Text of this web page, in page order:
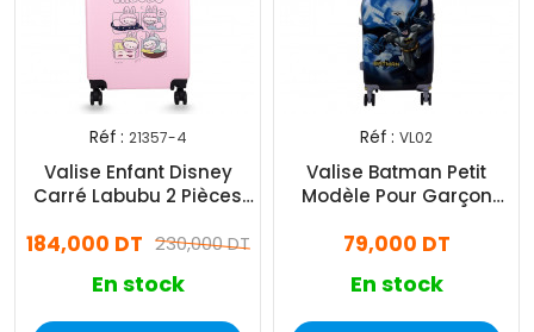
Réf : 21357-4
Valise Enfant Disney
Carré Labubu 2 Pièces
230,000 DT
184,000 DT
En stock
Réf : VL02
Valise Batman Petit
Modèle Pour Garçon
79,000 DT
En stock